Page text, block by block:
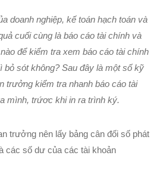
doanh nghiệp, kế toán hạch toán và
cuối cùng là báo cáo tài chính và
để kiểm tra xem báo cáo tài chính
bỏ sót không? Sau đây là một số kỹ
trưởng kiểm tra nhanh báo cáo tài
mình, trứơc khi in ra trình ký.
trưởng nên lấy bảng cân đối số phát
các số dư của các tài khoản